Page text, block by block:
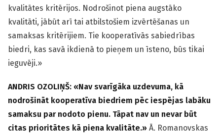
kvalitātes kritērijos. Nodrošinot piena augstāko
kvalitāti, jābūt arī tai atbilstošiem izvērtēšanas un
samaksas kritērijiem. Tie kooperatīvās sabiedrības
biedri, kas savā ikdienā to pieņem un īsteno, būs tikai
ieguvēji.»
ANDRIS OZOLIŅŠ: «Nav svarīgāka uzdevuma, kā
nodrošināt kooperatīva biedriem pēc iespējas labāku
samaksu par nodoto pienu. Tāpat nav un nevar būt
citas prioritātes kā piena kvalitāte.» Ā. Romanovskas